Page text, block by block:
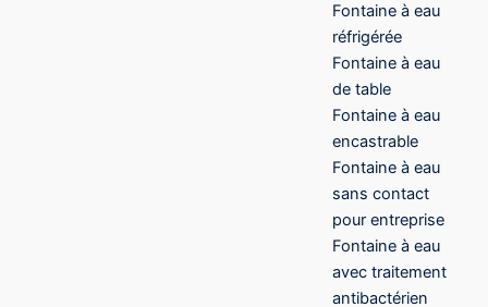
Fontaine à eau
réfrigérée
Fontaine à eau
de table
Fontaine à eau
encastrable
Fontaine à eau
sans contact
pour entreprise
Fontaine à eau
avec traitement
antibactérien